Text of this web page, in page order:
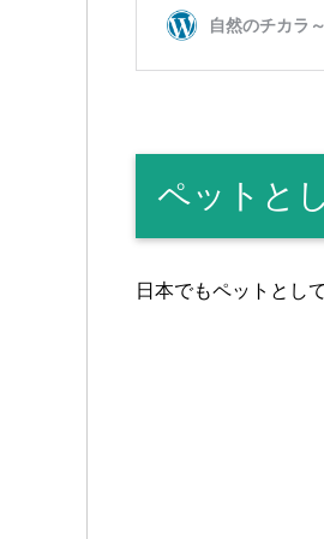
ペットと
日本でもペットとし